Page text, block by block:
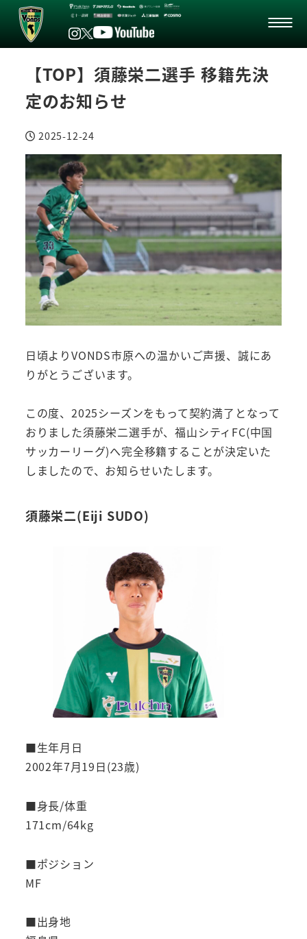
【TOP】須藤栄二選手 移籍先決
定のお知らせ
投稿日
2025-12-24
日頃よりVONDS市原への温かいご声援、誠にあ
りがとうございます。
この度、2025シーズンをもって契約満了となって
おりました須藤栄二選手が、福山シティFC(中国
サッカーリーグ)へ完全移籍することが決定いた
しましたので、お知らせいたします。
須藤栄二(Eiji SUDO)
■生年月日
2002年7月19日(23歳)
■身長/体重
171cm/64kg
■ポジション
MF
■出身地